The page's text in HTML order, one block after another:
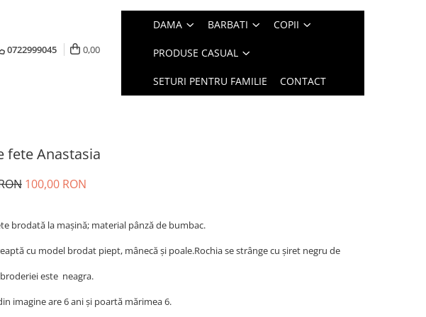
0722999045 0,00
DAMA BARBATI COPII
PRODUSE CASUAL
SETURI PENTRU FAMILIE CONTACT
fete Anastasia
100,00 RON
brodată la maşină; material pânză de bumbac.
cu model brodat piept, mânecă și poale.Rochia se strânge cu șiret negru de
este neagra.
imagine are 6 ani și poartă mărimea 6.